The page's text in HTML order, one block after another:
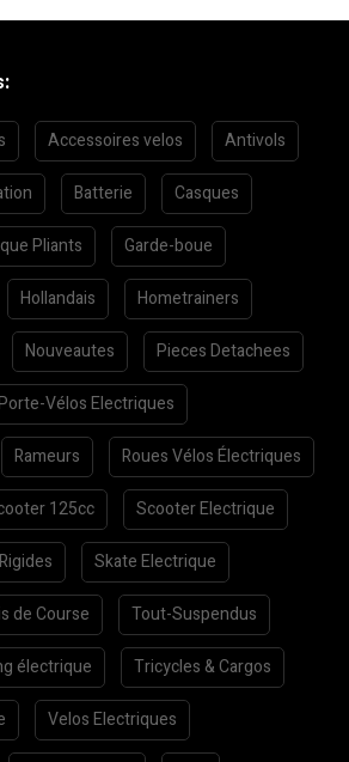
Accessoires velos Antivols
Batterie Casques
Pliants Garde-boue
Hollandais Hometrainers
Nouveautes Pieces Detachees
Vélos Electriques
Rameurs Roues Vélos Électriques
125cc Scooter Electrique
Skate Electrique
de Course Tout-Suspendus
électrique Tricycles & Cargos
Velos Electriques